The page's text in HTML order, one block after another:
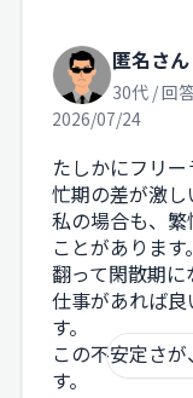
匿名さん
30代 / 回
2026/07/24
たしかにフリ
忙期の差が激し
私の場合も、
ことがあります。
翻って閑散期
仕事があれば
す。
この不安定さ
す。